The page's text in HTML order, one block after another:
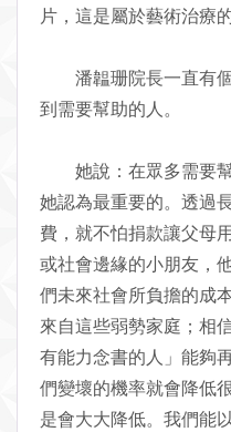
片，這是屬於藝術治療的
潘韞珊院長一直有個
到需要幫助的人。
她說：在眾多需要幫
她認為最重要的。透過
費，就不怕捐款讓父母
或社會邊緣的小朋友，
們未來社會所負擔的成
來自這些弱勢家庭；相
有能力念書的人」能夠
們變壞的機率就會降低
是會大大降低。我們能